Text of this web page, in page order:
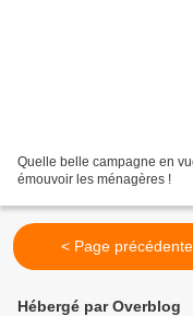
Quelle belle campagne en
émouvoir les ménagères !
< Page précédente
Hébergé par Overblog